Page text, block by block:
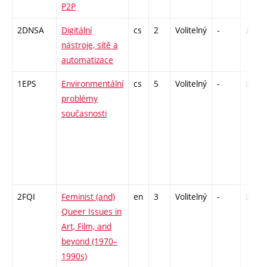
P2P
2DNSA
Digitální
nástroje, sítě a
automatizace
cs 2 Volitelný - zá
1EPS
Environmentální
problémy
současnosti
cs 5 Volitelný - zk
2FQI
Feminist (and)
Queer Issues in
Art, Film, and
beyond (1970–
1990s)
en 3 Volitelný - zá